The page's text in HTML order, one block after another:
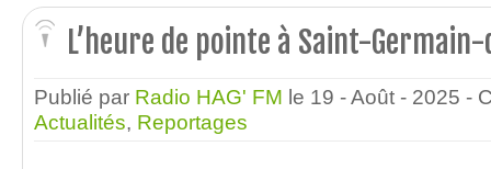
L’heure de pointe à Saint-
Publié par Radio HAG' FM le 19 - Août - 2025 -
Actualités, Reportages